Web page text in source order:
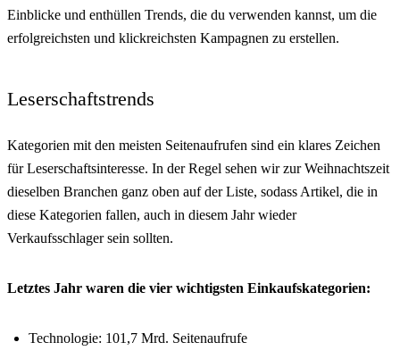
Einblicke und enthüllen Trends, die du verwenden kannst, um die
erfolgreichsten und klickreichsten Kampagnen zu erstellen.
Leserschaftstrends
Kategorien mit den meisten Seitenaufrufen sind ein klares Zeichen
für Leserschaftsinteresse. In der Regel sehen wir zur Weihnachtszeit
dieselben Branchen ganz oben auf der Liste, sodass Artikel, die in
diese Kategorien fallen, auch in diesem Jahr wieder
Verkaufsschlager sein sollten.
Letztes Jahr waren die vier wichtigsten Einkaufskategorien:
Technologie: 101,7 Mrd. Seitenaufrufe